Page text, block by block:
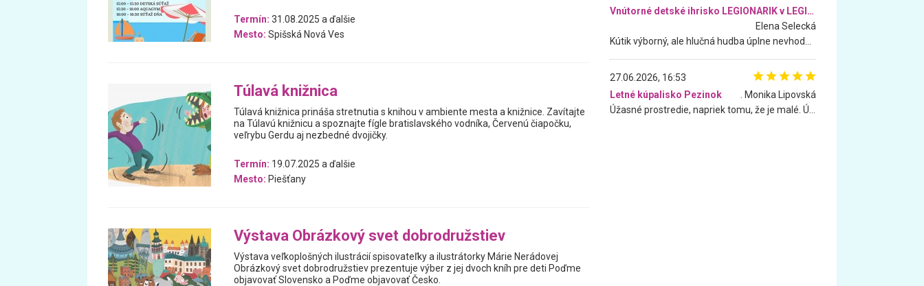
Termín: 31.08.2025 a ďalšie
Mesto: Spišská Nová Ves
Túlavá knižnica
Túlavá knižnica prináša stretnutia s knihou v ambiente mesta a knižnice. Zavítajte
na Túlavú knižnicu a spoznajte fígle bratislavského vodníka, Červenú čiapočku,
veľrybu Gerdu aj nezbedné dvojičky.
Termín: 19.07.2025 a ďalšie
Mesto: Piešťany
Výstava Obrázkový svet dobrodružstiev
Výstava veľkoplošných ilustrácií spisovateľky a ilustrátorky Márie Nerádovej
Obrázkový svet dobrodružstiev prezentuje výber z jej dvoch kníh pre deti Poďme
objavovať Slovensko a Poďme objavovať Česko.
Vnútorné detské ihrisko LEGIONARIK v LEGIA Fitness
Elena Selecká
27.06.2026, 16:53
Letné kúpalisko Pezinok
. Monika Lipovská